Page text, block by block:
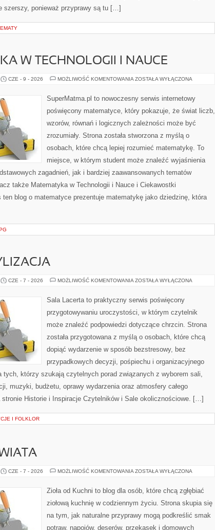
szerszy, ponieważ przyprawy są tu […]
W TECHNOLOGII I NAUCE
CZE - 9 - 2026 MOŻLIWOŚĆ KOMENTOWANIA MATEMATYKA
NAUCE
ZOSTAŁA WYŁĄCZONA
SuperMatma.pl to nowoczesny serwis internetowy
poświęcony matematyce, który pokazuje, że świat liczb,
wzorów, równań i logicznych zależności może być
zrozumiały. Strona została stworzona z myślą o
osobach, które chcą lepiej rozumieć matematykę. To
miejsce, w którym student może znaleźć wyjaśnienia
zagadnień, jak i bardziej zaawansowanych tematów
także Matematyka w Technologii i Nauce i Ciekawostki
ten blog o matematyce prezentuje matematykę jako dziedzinę, która
CZE - 7 - 2026 MOŻLIWOŚĆ KOMENTOWANIA MODA
ZOSTAŁA WYŁĄCZONA
Sala Lacerta to praktyczny serwis poświęcony
przygotowywaniu uroczystości, w którym czytelnik
może znaleźć podpowiedzi dotyczące chrzcin. Strona
została przygotowana z myślą o osobach, które chcą
dopiąć wydarzenie w sposób bezstresowy, bez
przypadkowych decyzji, pośpiechu i organizacyjnego
tych, którzy szukają czytelnych porad związanych z wyborem sali,
muzyki, budżetu, oprawy wydarzenia oraz atmosfery całego
stronie Historie i Inspiracje Czytelników i Sale okolicznościowe. […]
I FOLKLOR
CZE - 7 - 2026 MOŻLIWOŚĆ KOMENTOWANIA KUCHNIE
ZOSTAŁA WYŁĄCZONA
Zioła od Kuchni to blog dla osób, które chcą zgłębiać
ziołową kuchnię w codziennym życiu. Strona skupia się
na tym, jak naturalne przyprawy mogą podkreślić smak
potraw, napojów, deserów, przekąsek i domowych